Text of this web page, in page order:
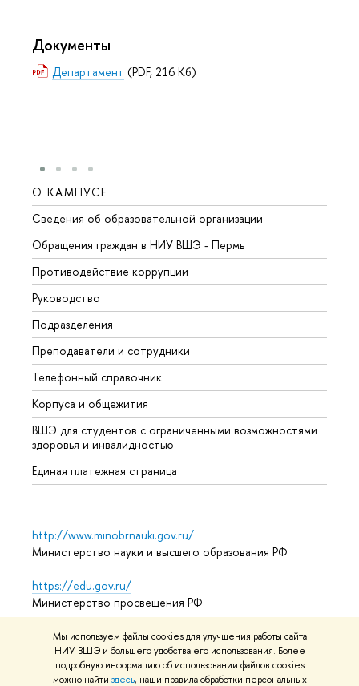
Мы используем файлы cookies для улучшения работы сайта
НИУ ВШЭ и большего удобства его использования. Более
подробную информацию об использовании файлов cookies
можно найти здесь, наши правила обработки персональных
Документы
Департамент (PDF, 216 Кб)
О КАМПУСЕ
Сведения об образовательной организации
Обращения граждан в НИУ ВШЭ - Пермь
Противодействие коррупции
Руководство
Подразделения
Преподаватели и сотрудники
Телефонный справочник
Корпуса и общежития
ВШЭ для студентов с ограниченными возможностями
здоровья и инвалидностью
Единая платежная страница
http://www.minobrnauki.gov.ru/
Министерство науки и высшего образования РФ
https://edu.gov.ru/
Министерство просвещения РФ
https://elearning.hse.ru/mooc
Массовые открытые онлайн-курсы